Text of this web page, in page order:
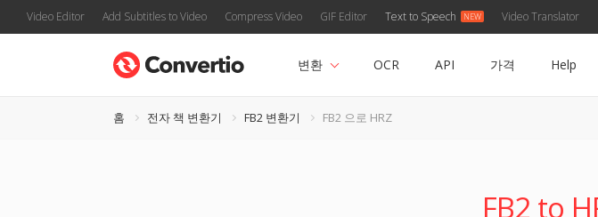
Video Editor Add Subtitles to Video Compress Video GIF Editor Text to Speech Video Translator
변환 OCR API 가격 Help
홈 전자 책 변환기 FB2 변환기 FB2 으로 HRZ
FB2 to